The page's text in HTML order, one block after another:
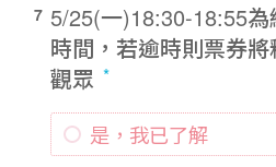
7 5/25(一)18:30-18:55
時間，若逾時則票券
觀眾
是，我已了解